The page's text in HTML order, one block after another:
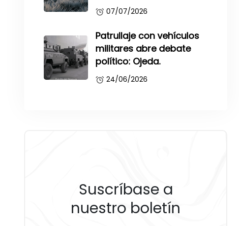
07/07/2026
Patrullaje con vehículos
militares abre debate
político: Ojeda.
24/06/2026
Suscríbase a
nuestro boletín